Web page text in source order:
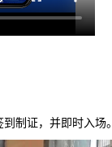
制证，并即时入场。